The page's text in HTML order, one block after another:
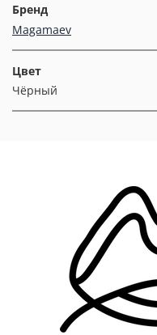
Бренд
Magamaev
Цвет
Чёрный